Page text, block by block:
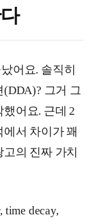
어요. 솔직히
그거 그
어요. 근데 2
서 차이가 꽤
의 진짜 가치
decay,